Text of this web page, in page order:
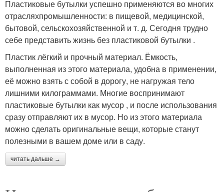
Пластиковые бутылки успешно применяются во многих
отрасляхпромышленности: в пищевой, медицинской,
бытовой, сельскохозяйственной и т. д. Сегодня трудно
себе представить жизнь без пластиковой бутылки .
Пластик лёгкий и прочный материал. Ёмкость,
выполненная из этого материала, удобна в применении,
её можно взять с собой в дорогу, не нагружая тело
лишними килограммами. Многие воспринимают
пластиковые бутылки как мусор , и после использования
сразу отправляют их в мусор. Но из этого материала
можно сделать оригинальные вещи, которые станут
полезными в вашем доме или в саду.
читать дальше →